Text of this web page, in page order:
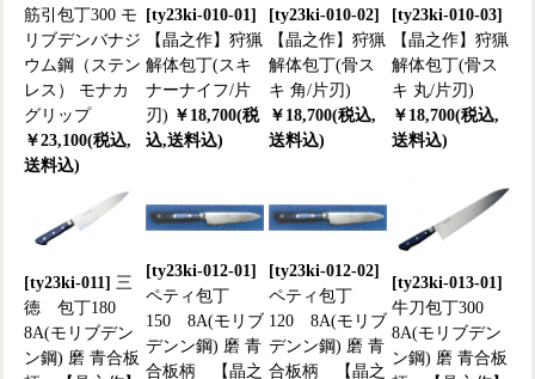
筋引包丁300 モ
リブデンバナジ
ウム鋼（ステン
レス） モナカ
グリップ
￥23,100(税込,
送料込)
[ty23ki-010-01]
【晶之作】狩猟
解体包丁(スキ
ナーナイフ/片
刃) ￥18,700(税
込,送料込)
[ty23ki-010-02]
【晶之作】狩猟
解体包丁(骨ス
キ 角/片刃)
￥18,700(税込,
送料込)
[ty23ki-010-03]
【晶之作】狩猟
解体包丁(骨ス
キ 丸/片刃)
￥18,700(税込,
送料込)
[ty23ki-011] 三
徳 包丁180
8A(モリブデン
ン鋼) 磨 青合板
[ty23ki-012-01]
ペティ包丁
150 8A(モリブ
デンン鋼) 磨 青
合板柄 【晶之
[ty23ki-012-02]
ペティ包丁
120 8A(モリブ
デンン鋼) 磨 青
合板柄 【晶之
[ty23ki-013-01]
牛刀包丁300
8A(モリブデン
ン鋼) 磨 青合板